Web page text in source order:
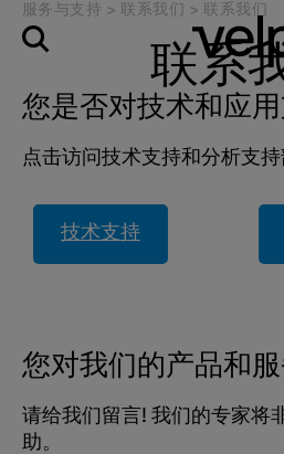
服务与支持 > 联系我们 > 联系我们
联系
您是否对技术和应
点击访问技术支持和分析支持
技术支持
您对我们的产品和
请给我们留言! 我们的专家将
助。